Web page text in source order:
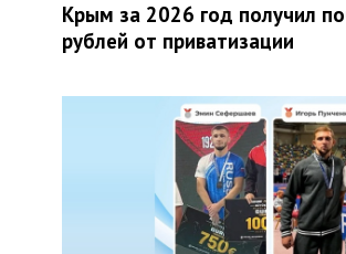
Крым за 2026 год получил
рублей от приватизации